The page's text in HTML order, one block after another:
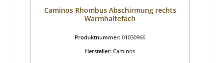
Caminos Rhombus Abschirmung rechts
Warmhaltefach
Produktnummer: 01030966
Hersteller: Caminos